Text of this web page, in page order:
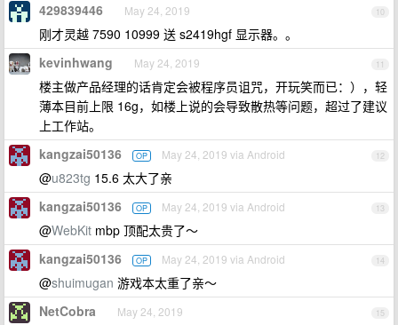
10
429839446 May 24, 2019
刚才灵越 7590 10999 送 s2419hgf 显示器。。
11
kevinhwang May 24, 2019
楼主做产品经理的话肯定会被程序员诅咒，开玩笑而已：），轻
薄本目前上限 16g，如楼上说的会导致散热等问题，超过了建议
上工作站。
12
kangzai50136 OP May 24, 2019 via Android
@u823tg 15.6 太大了亲
13
kangzai50136 OP May 24, 2019 via Android
@WebKit mbp 顶配太贵了～
14
kangzai50136 OP May 24, 2019 via Android
@shuimugan 游戏本太重了亲～
15
NetCobra May 24, 2019